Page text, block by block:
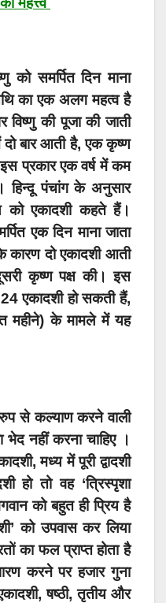
को समर्पित दिन माना
का एक अलग महत्व है
विष्णु की पूजा की जाती
दो बार आती है, एक कृष्ण
प्रकार एक वर्ष में कम
हिन्दू पंचांग के अनुसार
को एकादशी कहते हैं।
एक दिन माना जाता
कारण दो एकादशी आती
कृष्ण पक्ष की। इस
एकादशी हो सकती हैं,
महीने) के मामले में यह
रुप से कल्याण करने वाली
नहीं करना चाहिए ।
मध्य में पूरी द्वादशी
हो तो वह ‘त्रिस्पृशा
को बहुत ही प्रिय है
को उपवास कर लिया
का फल प्राप्त होता है
करने पर हजार गुना
षष्ठी, तृतीय और